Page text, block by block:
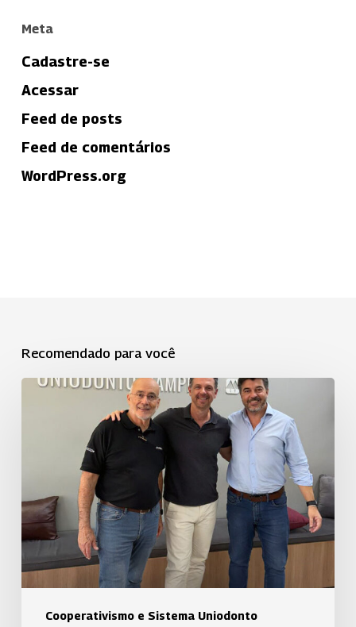
Meta
Cadastre-se
Acessar
Feed de posts
Feed de comentários
WordPress.org
Recomendado para você
Cooperativismo e Sistema Uniodonto
Uniodonto
cooperação
entre
singulares
com
a
Uniodonto
Araraquara